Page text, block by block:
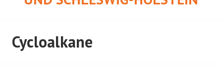
Cycloalkane